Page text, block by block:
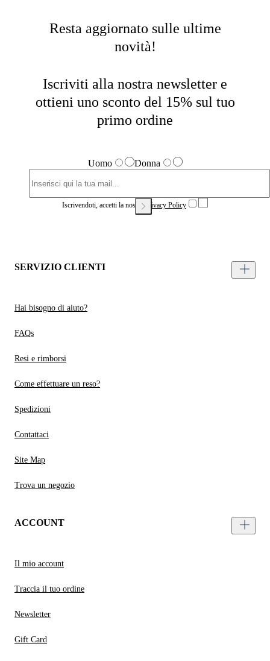
Resta aggiornato sulle ultime
novità!
Iscriviti alla nostra newsletter e
ottieni uno sconto del 15% sul tuo
primo ordine
Uomo Donna
Iscrivendoti, accetti la nostraPrivacy Policy
SERVIZIO CLIENTI
Hai bisogno di aiuto?
FAQs
Resi e rimborsi
Come effettuare un reso?
Spedizioni
Contattaci
Site Map
Trova un negozio
ACCOUNT
Il mio account
Traccia il tuo ordine
Newsletter
Gift Card